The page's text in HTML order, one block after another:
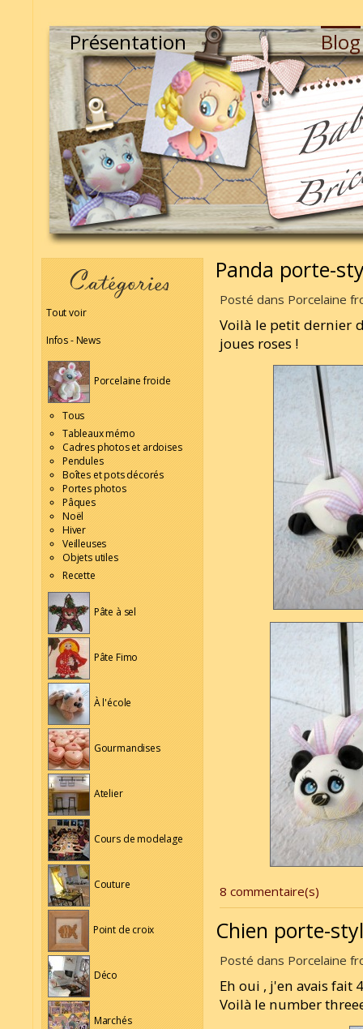
Présentation Blog
Tout voir
Infos - News
Porcelaine froide
Tous
Tableaux mémo
Cadres photos et ardoises
Pendules
Boîtes et pots décorés
Portes photos
Pâques
Noël
Hiver
Veilleuses
Objets utiles
Recette
Pâte à sel
Pâte Fimo
À l'école
Gourmandises
Atelier
Cours de modelage
Couture
Point de croix
Déco
Marchés
Panda porte-
Posté dans Porcelaine
Voilà le petit dernier
joues roses !
8 commentaire(s)
Chien porte-
Posté dans Porcelaine
Eh oui , j'en avais fait
Voilà le number